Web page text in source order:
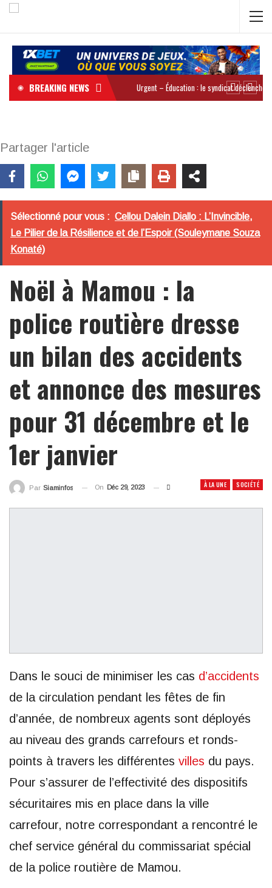
BREAKING NEWS
Partager l'article
Sélectionné pour vous : Cellou Dalein Diallo : L’Invincible,
Le Pilier de la Résilience et de l’Espoir (Souleymane Souza
Konaté)
Noël à Mamou : la
police routière dresse
un bilan des accidents
et annonce des mesures
pour 31 décembre et le
1er janvier
À LA UNE SOCIÉTÉ
Par Siaminfos On Déc 29, 2023
Dans le souci de minimiser les cas d’accidents
de la circulation pendant les fêtes de fin
d’année, de nombreux agents sont déployés
au niveau des grands carrefours et ronds-
points à travers les différentes villes du pays.
Pour s’assurer de l’effectivité des dispositifs
sécuritaires mis en place dans la ville
carrefour, notre correspondant a rencontré le
chef service général du commissariat spécial
de la police routière de Mamou.